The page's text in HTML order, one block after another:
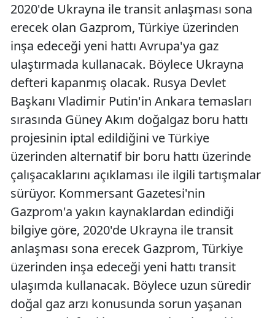
2020'de Ukrayna ile transit anlaşması sona
erecek olan Gazprom, Türkiye üzerinden
inşa edeceği yeni hattı Avrupa'ya gaz
ulaştırmada kullanacak. Böylece Ukrayna
defteri kapanmış olacak. Rusya Devlet
Başkanı Vladimir Putin'in Ankara temasları
sırasında Güney Akım doğalgaz boru hattı
projesinin iptal edildiğini ve Türkiye
üzerinden alternatif bir boru hattı üzerinde
çalışacaklarını açıklaması ile ilgili tartışmalar
sürüyor. Kommersant Gazetesi'nin
Gazprom'a yakın kaynaklardan edindiği
bilgiye göre, 2020'de Ukrayna ile transit
anlaşması sona erecek Gazprom, Türkiye
üzerinden inşa edeceği yeni hattı transit
ulaşımda kullanacak. Böylece uzun süredir
doğal gaz arzı konusunda sorun yaşanan